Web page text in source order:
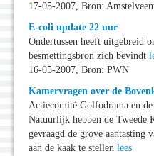
17-05-2007, Bron:
E-coli update 22 uur
Ondertussen heeft uitgebreid
besmettingsbron zich bevindt
16-05-2007, Bron: PWN
Kamervragen over de
Actiecomité Golfodrama en
Natuurlijk hebben de Tweede
gevraagd de grove aantasting
aan de kaak te stellen lees